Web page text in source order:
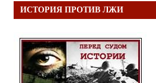
ИСТОРИЯ ПРОТИВ ЛЖИ